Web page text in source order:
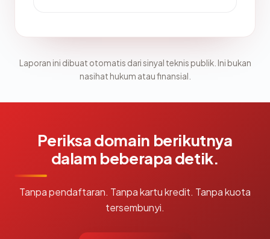
Laporan ini dibuat otomatis dari sinyal teknis publik. Ini bukan
nasihat hukum atau finansial.
Periksa domain berikutnya
dalam beberapa detik.
Tanpa pendaftaran. Tanpa kartu kredit. Tanpa kuota
tersembunyi.